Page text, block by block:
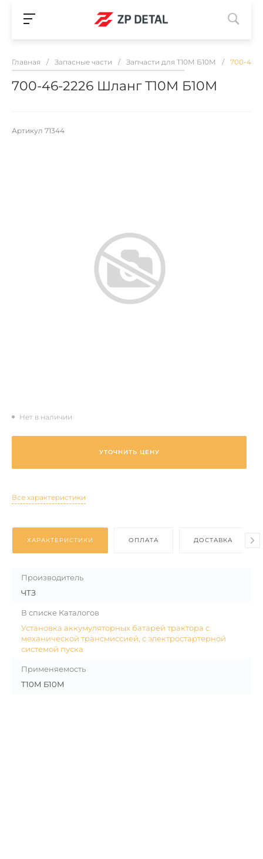
Главная / Запасные части / Запчасти для Т10М Б10М / 700-46-
700-46-2226 Шланг Т10М Б10М
Артикул 71344
Нет в наличии
УТОЧНИТЬ ЦЕНУ
Все характеристики
ХАРАКТЕРИСТИКИ ОПЛАТА ДОСТАВКА
Производитель
ЧТЗ
В списке Каталогов
Установка аккумуляторных батарей трактора с
механической трансмиссией, с электростартерной
системой пуска
Применяемость
Т10М Б10М